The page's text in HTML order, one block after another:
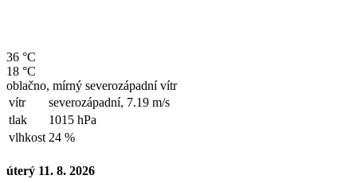
36 °C
18 °C
oblačno, mírný severozápadní vítr
vítr
severozápadní, 7.19 m/s
tlak
1015 hPa
vlhkost 24 %
úterý 11. 8. 2026